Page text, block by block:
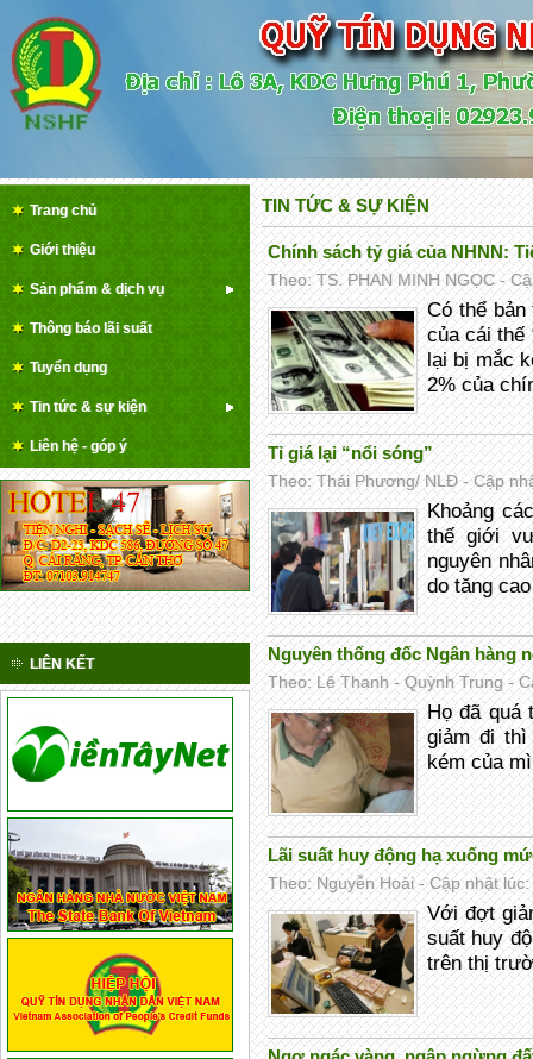
Trang chủ
Giới thiệu
Sản phẩm & dịch vụ
Thông báo lãi suất
Tuyển dụng
Tin tức & sự kiện
Liên hệ - góp ý
LIÊN KẾT
TIN TỨC & SỰ KIỆN
Chính sách tỷ giá của NHNN:
Theo: TS. PHAN MINH NGỌC -
Có thể bản
của cái thế
lại bị mắc
2% của
Tỉ giá lại “nổi sóng”
Theo: Thái Phương/ NLĐ - Cập
Khoảng
thế giới
nguyên
do tăng cao
Nguyên thống đốc Ngân hàng
Theo: Lê Thanh - Quỳnh Trung -
Họ đã quá
giảm đi thì
kém của
Lãi suất huy động hạ xuống
Theo: Nguyễn Hoài - Cập nhật
Với đợt
suất huy
trên thị